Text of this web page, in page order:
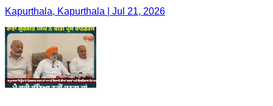
Kapurthala, Kapurthala | Jul 21, 2026